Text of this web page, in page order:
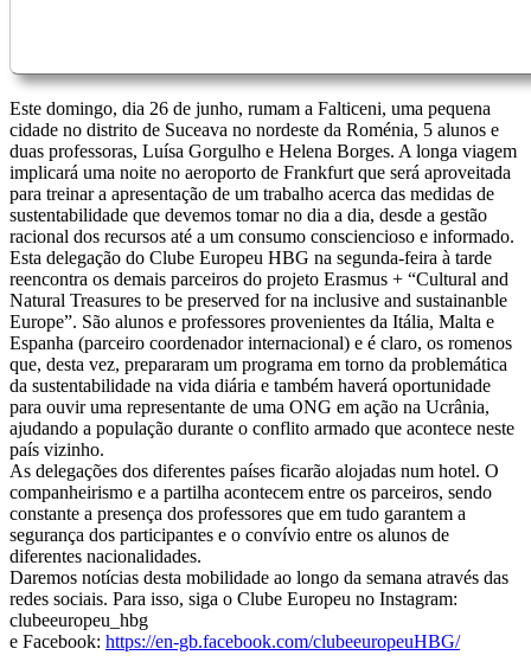
Este domingo, dia 26 de junho, rumam a Falticeni, uma pequena
cidade no distrito de Suceava no nordeste da Roménia, 5 alunos e
duas professoras, Luísa Gorgulho e Helena Borges. A longa viagem
implicará uma noite no aeroporto de Frankfurt que será aproveitada
para treinar a apresentação de um trabalho acerca das medidas de
sustentabilidade que devemos tomar no dia a dia, desde a gestão
racional dos recursos até a um consumo consciencioso e informado.
Esta delegação do Clube Europeu HBG na segunda-feira à tarde
reencontra os demais parceiros do projeto Erasmus + “Cultural and
Natural Treasures to be preserved for na inclusive and sustainanble
Europe”. São alunos e professores provenientes da Itália, Malta e
Espanha (parceiro coordenador internacional) e é claro, os romenos
que, desta vez, prepararam um programa em torno da problemática
da sustentabilidade na vida diária e também haverá oportunidade
para ouvir uma representante de uma ONG em ação na Ucrânia,
ajudando a população durante o conflito armado que acontece neste
país vizinho.
As delegações dos diferentes países ficarão alojadas num hotel. O
companheirismo e a partilha acontecem entre os parceiros, sendo
constante a presença dos professores que em tudo garantem a
segurança dos participantes e o convívio entre os alunos de
diferentes nacionalidades.
Daremos notícias desta mobilidade ao longo da semana através das
redes sociais. Para isso, siga o Clube Europeu no Instagram:
clubeeuropeu_hbg
e Facebook: https://en-gb.facebook.com/clubeeuropeuHBG/